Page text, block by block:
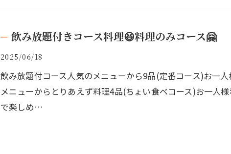
飲み放題付きコース料理😆料理のみコース🤗
2025/06/18
飲み放題付コース人気のメニューから9品(定番コース)お一
メニューからとりあえず料理4品(ちょい食べコース)お一人
で楽しめ…